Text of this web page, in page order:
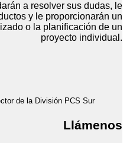
a resolver sus dudas, le
y le proporcionarán un
o la planificación de un
proyecto individual.
Llámenos